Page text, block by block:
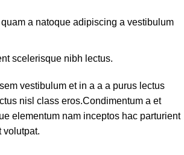
a natoque adipiscing a vestibulum
scelerisque nibh lectus.
vestibulum et in a a a purus lectus
nisl class eros.Condimentum a et
elementum nam inceptos hac parturient
volutpat.